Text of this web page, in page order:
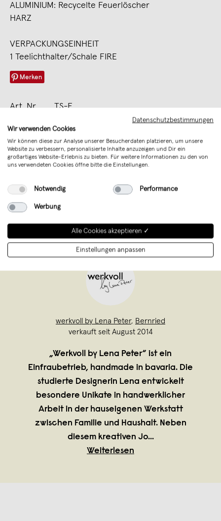
ALUMINIUM: Recycelte Feuerlöscher
HARZ
VERPACKUNGSEINHEIT
1 Teelichthalter/Schale FIRE
Merken
Art. Nr. TS-F
Verkäufer werkvoll by Lena Peter
Sicherheit Verantwortliche Person (EU)
Design aus Deutschland
werkvoll by Lena Peter, Bernried
verkauft seit August 2014
„Werkvoll by Lena Peter“ ist ein
Einfraubetrieb, handmade in bavaria. Die
studierte Designerin Lena entwickelt
besondere Unikate in handwerklicher
Arbeit in der hauseigenen Werkstatt
zwischen Familie und Haushalt. Neben
diesem kreativen Jo...
Weiterlesen
Datenschutzbestimmungen
Wir verwenden Cookies
Wir können diese zur Analyse unserer Besucherdaten platzieren, um unsere
Website zu verbessern, personalisierte Inhalte anzuzeigen und Dir ein
großartiges Website-Erlebnis zu bieten. Für weitere Informationen zu den von
uns verwendeten Cookies öffne bitte die Einstellungen.
Notwendig Performance
Werbung
Alle Cookies akzeptieren ✓
Einstellungen anpassen